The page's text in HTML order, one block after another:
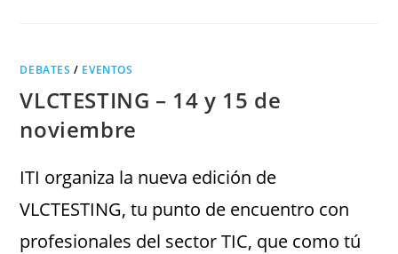
DEBATES / EVENTOS
VLCTESTING – 14 y 15 de
noviembre
ITI organiza la nueva edición de
VLCTESTING, tu punto de encuentro con
profesionales del sector TIC, que como tú